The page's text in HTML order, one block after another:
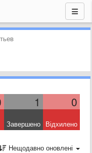
1 0
Завершено Відхилено
Нещодавно оновлені